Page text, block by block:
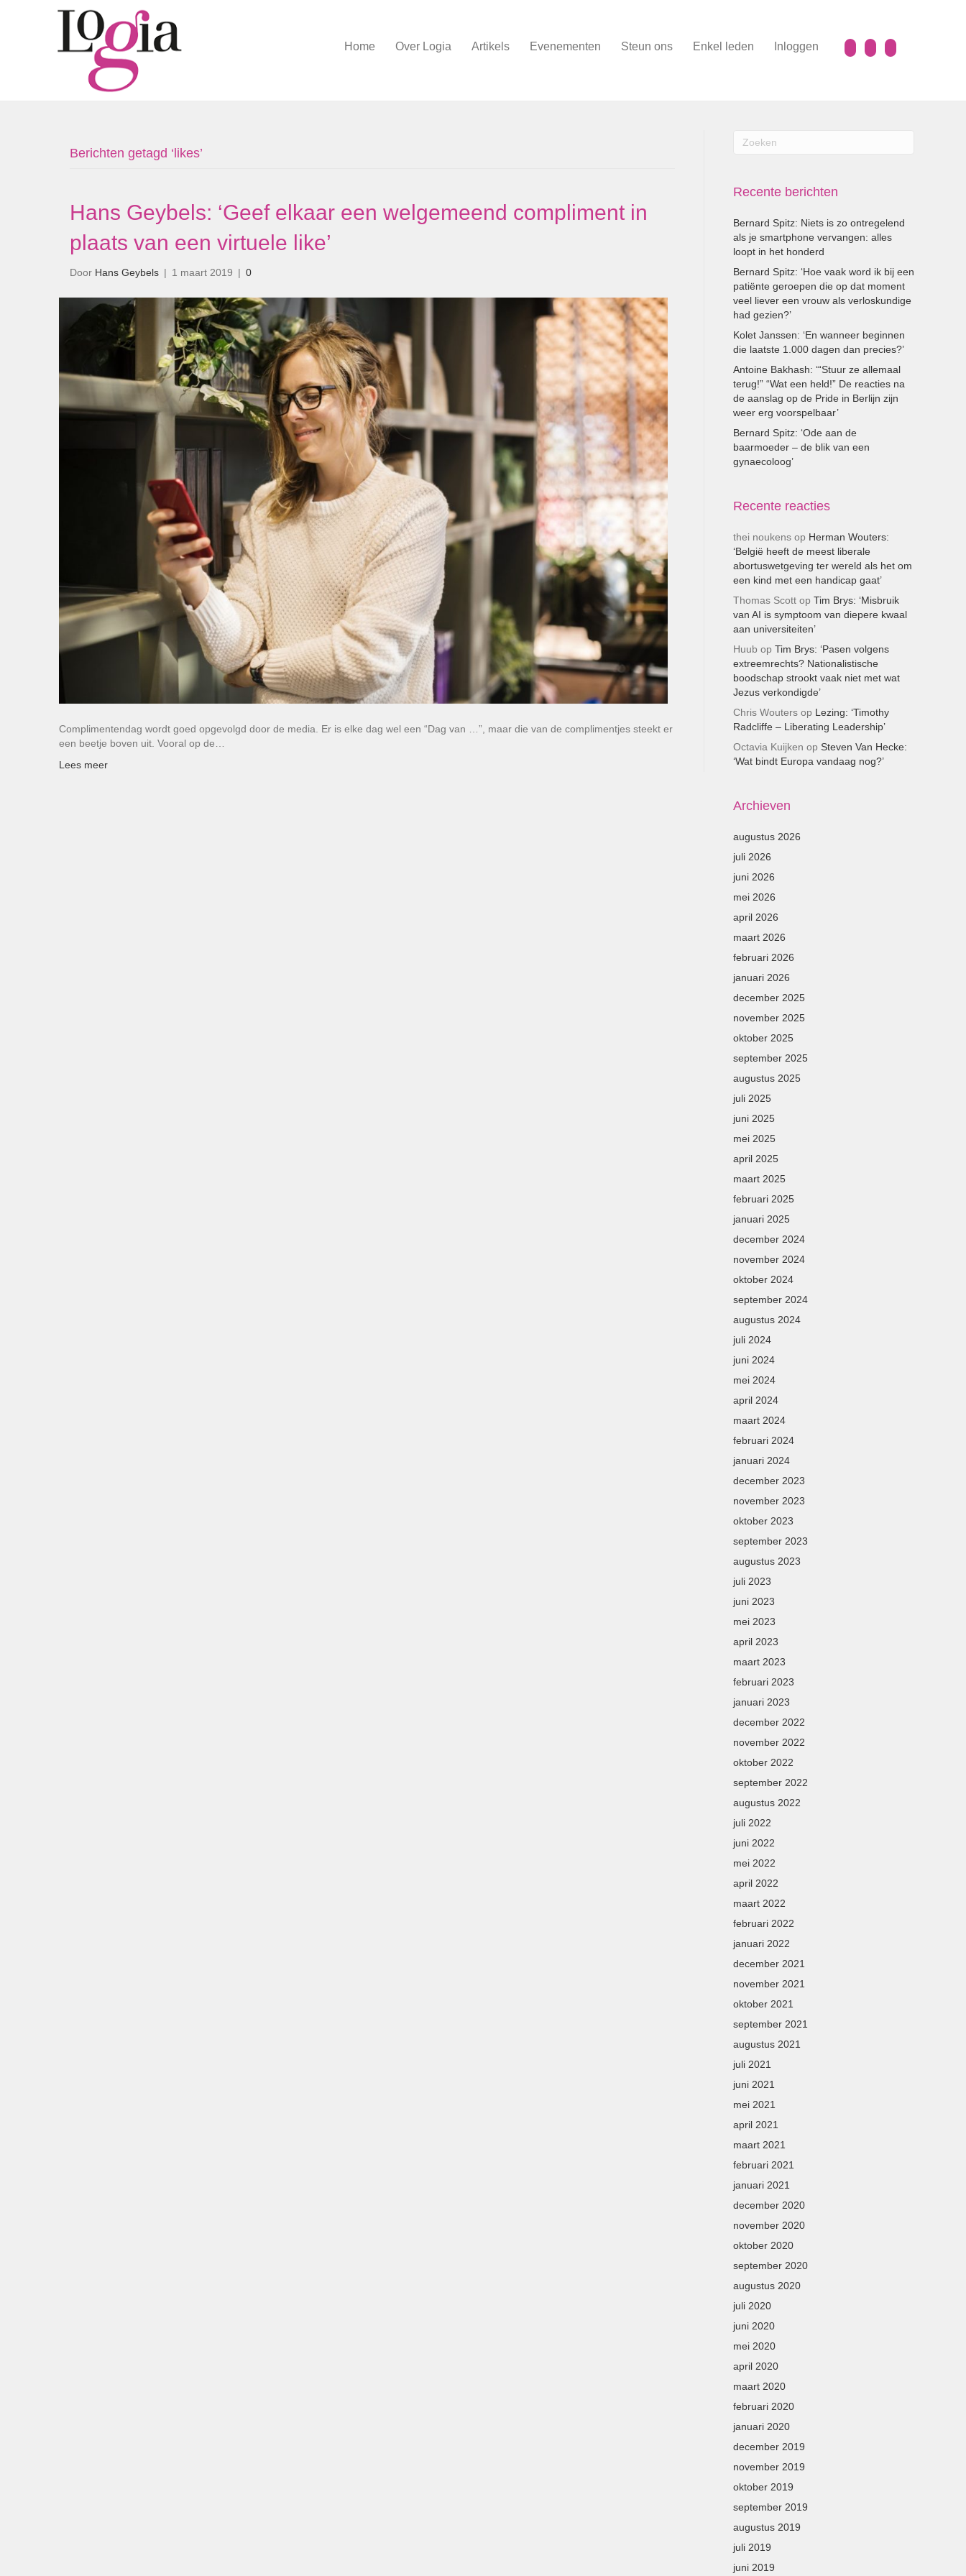
Home Over Logia Artikels Evenementen Steun ons Enkel leden Inloggen
Berichten getagd ‘likes’
Hans Geybels: ‘Geef elkaar een welgemeend compliment in
plaats van een virtuele like’
Door Hans Geybels | 1 maart 2019 | 0
Complimentendag wordt goed opgevolgd door de media. Er is elke dag wel een “Dag van …”, maar die van de complimentjes steekt er
een beetje boven uit. Vooral op de…
Lees meer
Recente berichten
Bernard Spitz: Niets is zo ontregelend
als je smartphone vervangen: alles
loopt in het honderd
Bernard Spitz: ‘Hoe vaak word ik bij een
patiënte geroepen die op dat moment
veel liever een vrouw als verloskundige
had gezien?’
Kolet Janssen: ‘En wanneer beginnen
die laatste 1.000 dagen dan precies?’
Antoine Bakhash: ‘“Stuur ze allemaal
terug!” “Wat een held!” De reacties na
de aanslag op de Pride in Berlijn zijn
weer erg voorspelbaar’
Bernard Spitz: ‘Ode aan de
baarmoeder – de blik van een
gynaecoloog’
Recente reacties
thei noukensop Herman Wouters:
‘België heeft de meest liberale
abortuswetgeving ter wereld als het om
een kind met een handicap gaat’
Thomas Scottop Tim Brys: ‘Misbruik
van AI is symptoom van diepere kwaal
aan universiteiten’
Huub op Tim Brys: ‘Pasen volgens
extreemrechts? Nationalistische
boodschap strookt vaak niet met wat
Jezus verkondigde’
Chris Woutersop Lezing: ‘Timothy
Radcliffe – Liberating Leadership’
Octavia Kuijken op Steven Van Hecke:
‘Wat bindt Europa vandaag nog?’
Archieven
augustus 2026
juli 2026
juni 2026
mei 2026
april 2026
maart 2026
februari 2026
januari 2026
december 2025
november 2025
oktober 2025
september 2025
augustus 2025
juli 2025
juni 2025
mei 2025
april 2025
maart 2025
februari 2025
januari 2025
december 2024
november 2024
oktober 2024
september 2024
augustus 2024
juli 2024
juni 2024
mei 2024
april 2024
maart 2024
februari 2024
januari 2024
december 2023
november 2023
oktober 2023
september 2023
augustus 2023
juli 2023
juni 2023
mei 2023
april 2023
maart 2023
februari 2023
januari 2023
december 2022
november 2022
oktober 2022
september 2022
augustus 2022
juli 2022
juni 2022
mei 2022
april 2022
maart 2022
februari 2022
januari 2022
december 2021
november 2021
oktober 2021
september 2021
augustus 2021
juli 2021
juni 2021
mei 2021
april 2021
maart 2021
februari 2021
januari 2021
december 2020
november 2020
oktober 2020
september 2020
augustus 2020
juli 2020
juni 2020
mei 2020
april 2020
maart 2020
februari 2020
januari 2020
december 2019
november 2019
oktober 2019
september 2019
augustus 2019
juli 2019
juni 2019